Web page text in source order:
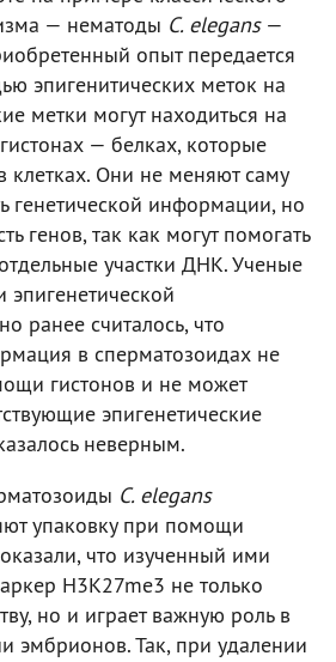
— нематоды C. elegans—
опыт передается
эпигенитических меток на
метки могут находиться на
— белках, которые
Они не меняют саму
генетической информации, но
генов, так как могут помогать
участки ДНК. Ученые
эпигенетической
ранее считалось, что
в сперматозоидах не
гистонов и не может
эпигенетические
неверным.
C. elegans
упаковку при помощи
что изученный ими
H3K27me3 не только
но и играет важную роль в
эмбрионов. Так, при удалении